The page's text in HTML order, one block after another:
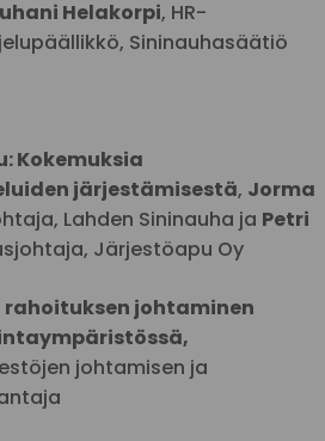
Helakorpi, HR-
Sininauhasäätiö
Kokemuksia
järjestämisestä, Jorma
Lahden Sininauha ja Petri
Järjestöapu Oy
johtaminen
johtamisen ja